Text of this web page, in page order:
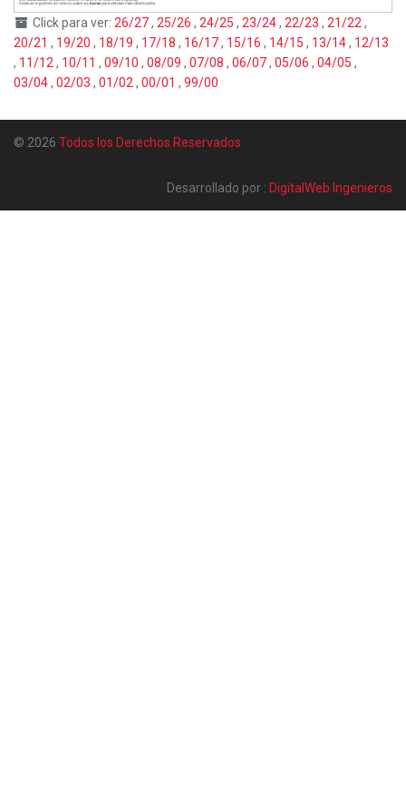
Click para ver: 26/27, 25/26 , 24/25 , 23/24, 22/23 , 21/22 ,
20/21 , 19/20 , 18/19 , 17/18 , 16/17, 15/16 , 14/15 , 13/14, 12/13
, 11/12 , 10/11 , 09/10 , 08/09 , 07/08 , 06/07, 05/06 , 04/05 ,
03/04, 02/03 , 01/02 , 00/01 , 99/00
© 2026 Todos los Derechos Reservados
Desarrollado por : DigitalWeb Ingenieros